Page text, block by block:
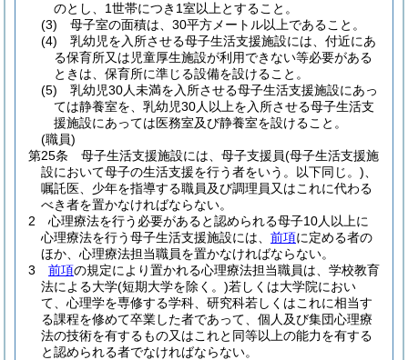
のとし、1世帯につき1室以上とすること。
(3)
母子室の面積は、30平方メートル以上であること。
(4)
乳幼児を入所させる母子生活支援施設には、付近にあ
る保育所又は児童厚生施設が利用できない等必要がある
ときは、保育所に準じる設備を設けること。
(5)
乳幼児30人未満を入所させる母子生活支援施設にあっ
ては静養室を、乳幼児30人以上を入所させる母子生活支
援施設にあっては医務室及び静養室を設けること。
(職員)
第25条
母子生活支援施設には、母子支援員(母子生活支援施
設において母子の生活支援を行う者をいう。以下同じ。)
嘱託医、少年を指導する職員及び調理員又はこれに代わる
べき者を置かなければならない。
2
心理療法を行う必要があると認められる母子10人以上に
心理療法を行う母子生活支援施設には、 前項に定める者の
ほか、心理療法担当職員を置かなければならない。
3
前項の規定により置かれる心理療法担当職員は、学校教育
法による大学(短期大学を除く。)若しくは大学院におい
て、心理学を専修する学科、研究科若しくはこれに相当す
る課程を修めて卒業した者であって、個人及び集団心理療
法の技術を有するもの又はこれと同等以上の能力を有する
と認められる者でなければならない。